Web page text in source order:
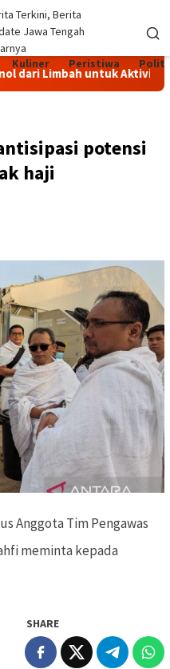
Kuliner Peristiwa
Limbah untuk Aktivitas
potensi
haji
Anggota Tim Pengawas
meminta kepada
SHARE